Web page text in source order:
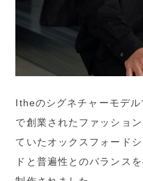
Itheのシグネチャーモデ
で創業されたファッショ
ていたオックスフォード
ドと普遍性とのバランス